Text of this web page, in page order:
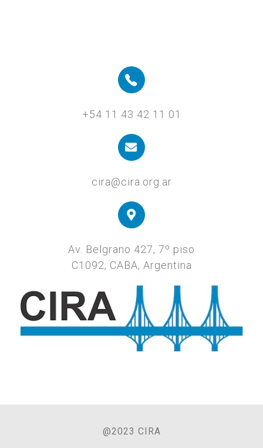
+54 11 43 42 11 01
cira@cira.org.ar
Av. Belgrano 427, 7º piso
C1092, CABA, Argentina
@2023 CIRA